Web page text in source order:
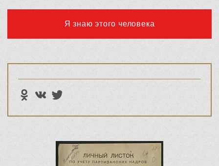
Я знаю этого человека